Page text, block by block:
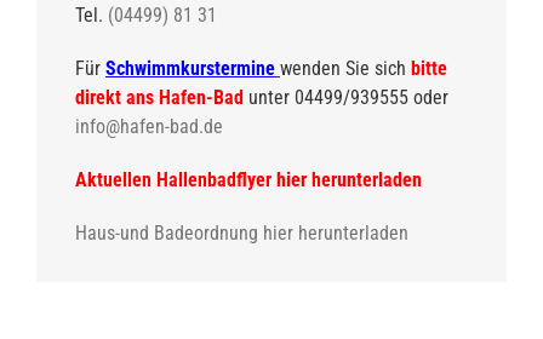
Tel. (04499) 81 31
Für Schwimmkurstermine wenden Sie sich bitte
direkt ans Hafen-Bad unter 04499/939555 oder
info@hafen-bad.de
Aktuellen Hallenbadflyer hier herunterladen
Haus-und Badeordnung hier herunterladen